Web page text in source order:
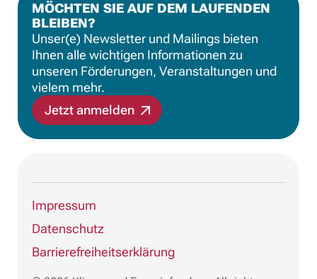
MÖCHTEN SIE AUF DEM LAUFENDEN
BLEIBEN?
Unser(e) Newsletter und Mailings bieten
Ihnen alle wichtigen Informationen zu
unseren Förderungen, Veranstaltungen und
vielem mehr.
Jetzt anmelden
Impressum
Datenschutz
Barrierefreiheitserklärung